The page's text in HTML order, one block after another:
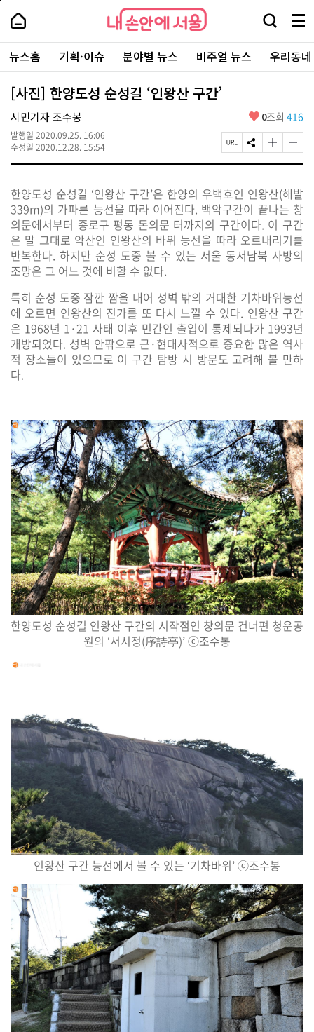
본
로
가
내
손
안
에
서
울
-
서
울
시
대
표
소
포
털
내
손
에
울
검
창
열
기
메
뉴
전
체
보
주
요
서
뉴스홈 기획·이슈 분야별 뉴스 비주얼 뉴스 우리동
[사진] 한양도성 순성길 ‘인왕산 구간’
시민기자 조수봉
발행일 2020.09.25. 16:06
수정일 2020.12.28. 15:54
좋
요
0조회 416
페
이
R
L
복
사
S
N
유
하
기
글
자
크
게
변
경
하
기
글
자
작
게
변
경
하
기
한양도성 순성길 ‘인왕산 구간’은 한양의 우백호인 인왕산(해발
339m)의 가파른 능선을 따라 이어진다. 백악구간이 끝나는 창
의문에서부터 종로구 평동 돈의문 터까지의 구간이다. 이 구간
은 말 그대로 악산인 인왕산의 바위 능선을 따라 오르내리기를
반복한다. 하지만 순성 도중 볼 수 있는 서울 동서남북 사방의
조망은 그 어느 것에 비할 수 없다.
특히 순성 도중 잠깐 짬을 내어 성벽 밖의 거대한 기차바위능선
에 오르면 인왕산의 진가를 또 다시 느낄 수 있다. 인왕산 구간
은 1968년 1·21 사태 이후 민간인 출입이 통제되다가 1993년
개방되었다. 성벽 안팎으로 근·현대사적으로 중요한 많은 역사
적 장소들이 있으므로 이 구간 탐방 시 방문도 고려해 볼 만하
다.
한양도성 순성길 인왕산 구간의 시작점인 창의문 건너편 청운공
원의 ‘서시정(序詩亭)’ⓒ조수봉
인왕산 구간 능선에서 볼 수 있는 ‘기차바위’ⓒ조수봉
페
상
단
로